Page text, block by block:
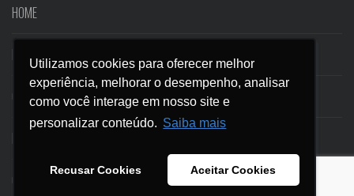
Utilizamos cookies para oferecer melhor
experiência, melhorar o desempenho, analisar
como você interage em nosso site e
personalizar conteúdo. Saiba mais
Recusar Cookies Aceitar Cookies
Utilizamos cookies para oferecer melhor
experiência, melhorar o desempenho, analisar
como você interage em nosso site e
personalizar conteúdo. Saiba mais
Recusar Cookies Aceitar Cookies
HOME
NOSSO BLOG
CASES
CONTATO